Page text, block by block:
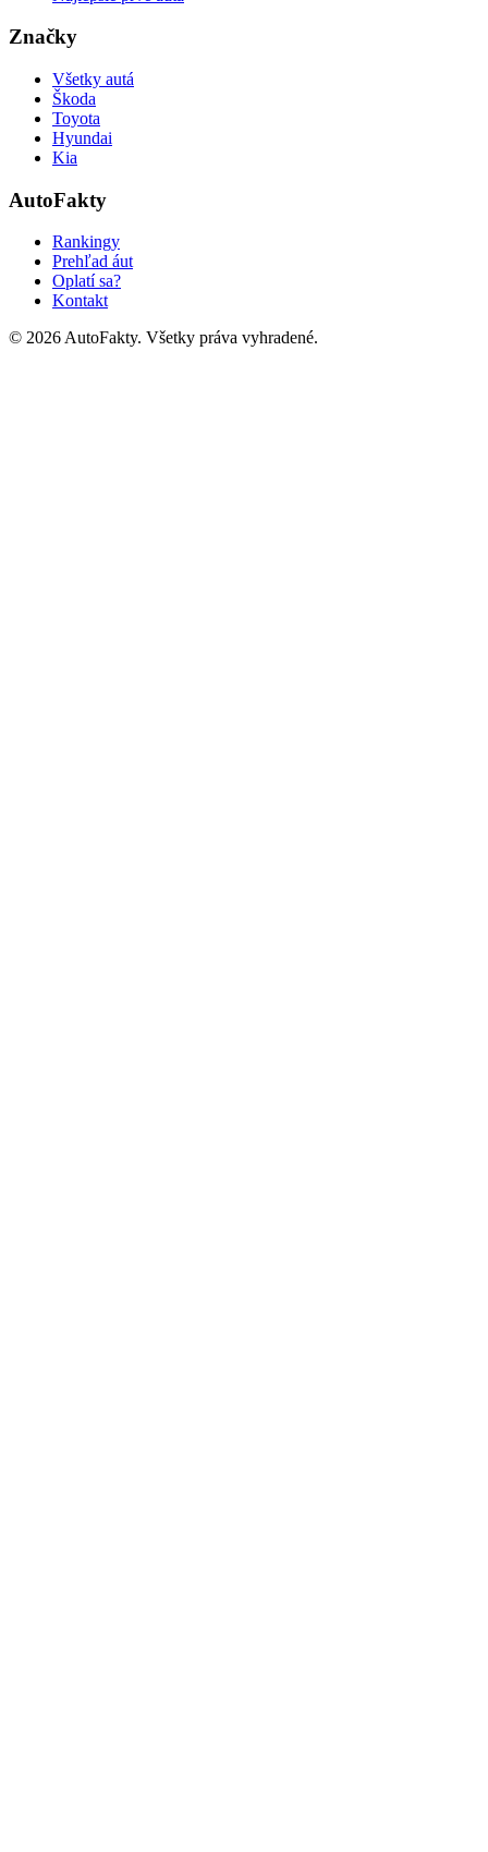
Značky
Všetky autá
Škoda
Toyota
Hyundai
Kia
AutoFakty
Rankingy
Prehľad áut
Oplatí sa?
Kontakt
© 2026AutoFakty. Všetky práva vyhradené.